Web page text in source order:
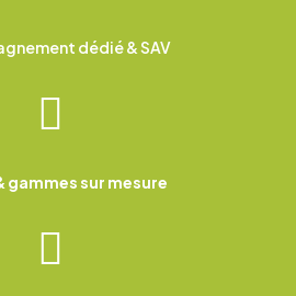
dédié & SAV

gammes sur mesure
